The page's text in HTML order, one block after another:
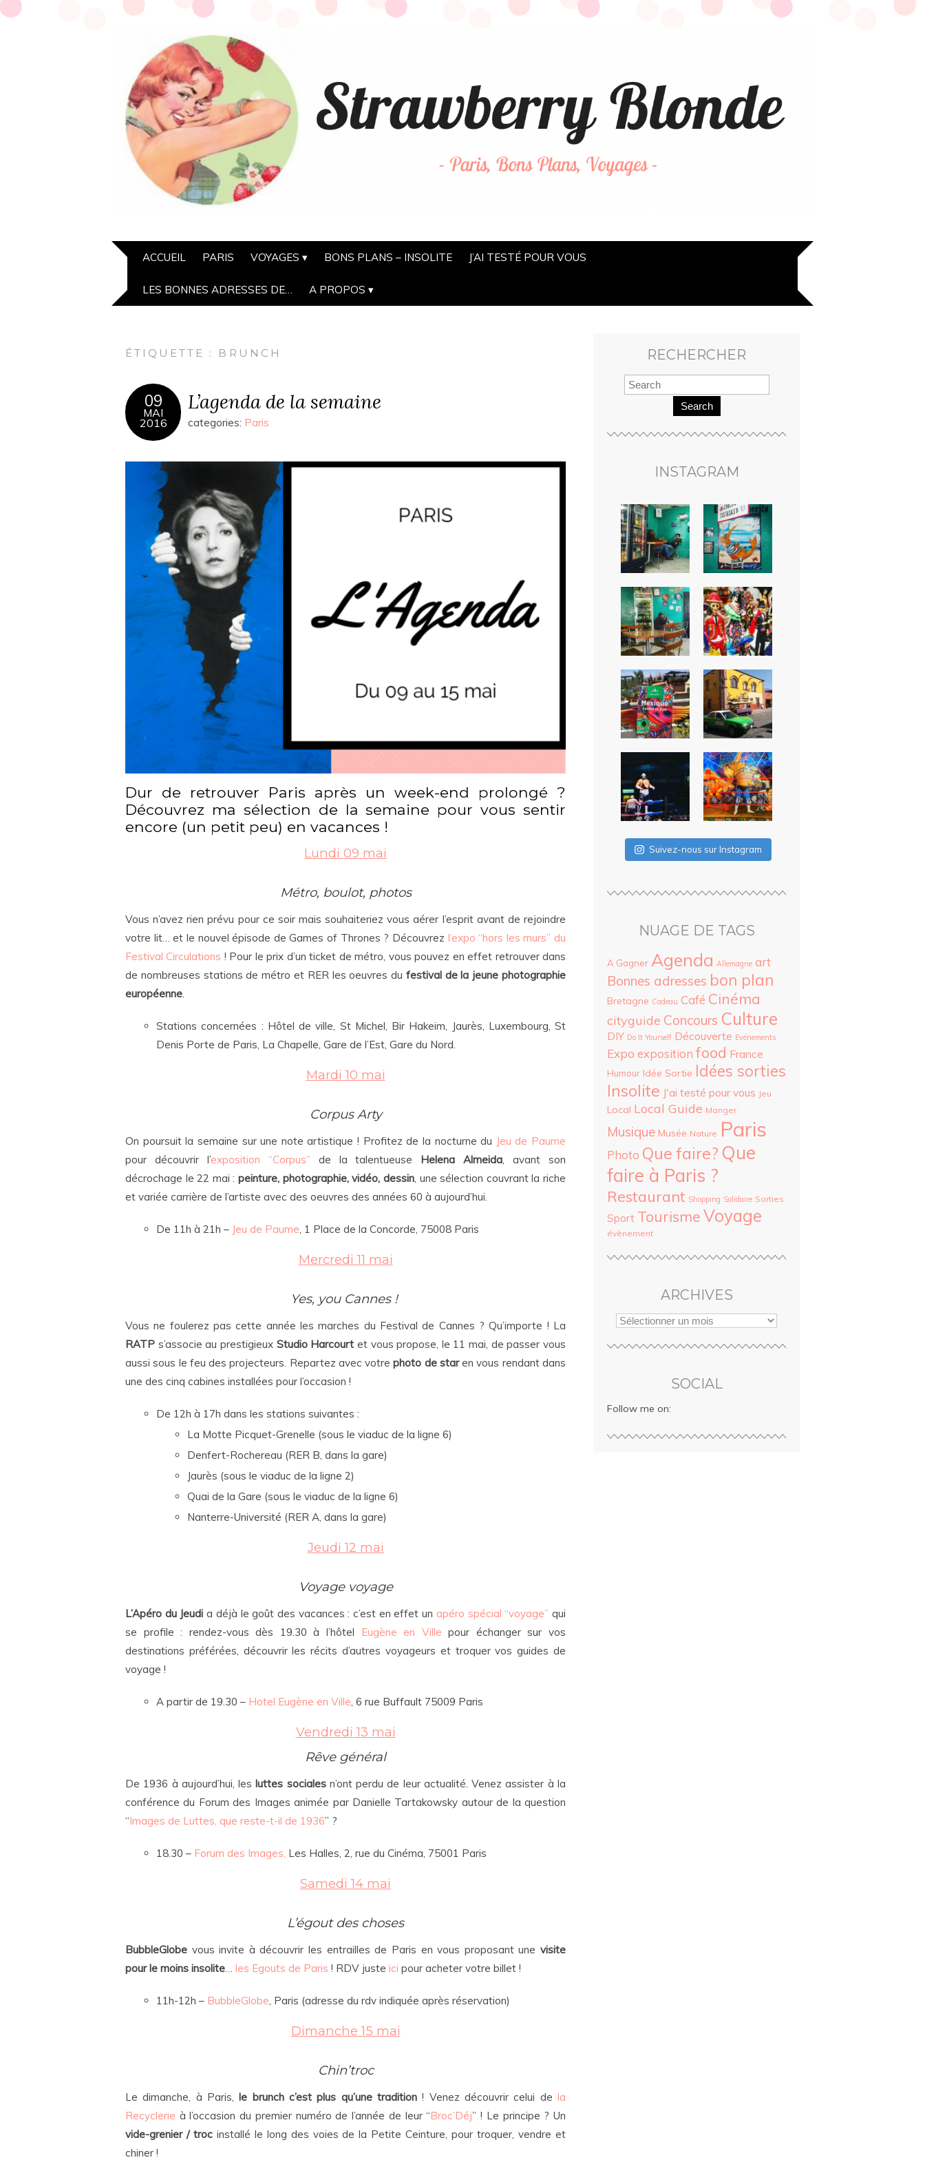
ACCUEIL PARIS VOYAGES BONS PLANS – INSOLITE J’AI TESTÉ POUR VOUS
LES BONNES ADRESSES DE… A PROPOS
ÉTIQUETTE : BRUNCH
09
MAI
2016
L’agenda de la semaine
categories: Paris
Dur de retrouver Paris après un week-end prolongé ?
Découvrez ma sélection de la semaine pour vous sentir
encore (un petit peu) en vacances !
Lundi 09 mai
Métro, boulot, photos
Vous n’avez rien prévu pour ce soir mais souhaiteriez vous aérer l’esprit avant de rejoindre
votre lit… et le nouvel épisode de Games of Thrones ? Découvrez l’expo “hors les murs” du
Festival Circulations ! Pour le prix d’un ticket de métro, vous pouvez en effet retrouver dans
de nombreuses stations de métro et RER les oeuvres du festival de la jeune photographie
européenne.
Stations concernées : Hôtel de ville, St Michel, Bir Hakeim, Jaurès, Luxembourg, St
Denis Porte de Paris, La Chapelle, Gare de l’Est, Gare du Nord.
Mardi 10 mai
Corpus Arty
On poursuit la semaine sur une note artistique ! Profitez de la nocturne du Jeu de Paume
pour découvrir l’exposition “Corpus” de la talentueuse Helena Almeida, avant son
décrochage le 22 mai :peinture, photographie, vidéo, dessin, une sélection couvrant la riche
et variée carrière de l’artiste avec des oeuvres des années 60 à aujourd’hui.
De 11h à 21h – Jeu de Paume, 1 Place de la Concorde, 75008 Paris
Mercredi 11 mai
Yes, you Cannes !
Vous ne foulerez pas cette année les marches du Festival de Cannes ? Qu’importe ! La
RATP s’associe au prestigieux Studio Harcourt et vous propose, le 11 mai, de passer vous
aussi sous le feu des projecteurs. Repartez avec votre photo de staren vous rendant dans
une des cinq cabines installées pour l’occasion !
De 12h à 17h dans les stations suivantes :
La Motte Picquet-Grenelle (sous le viaduc de la ligne 6)
Denfert-Rochereau (RER B, dans la gare)
Jaurès (sous le viaduc de la ligne 2)
Quai de la Gare (sous le viaduc de la ligne 6)
Nanterre-Université (RER A, dans la gare)
Jeudi 12 mai
Voyage voyage
L’Apéro du Jeudia déjà le goût des vacances : c’est en effet un apéro spécial “voyage” qui
se profile : rendez-vous dès 19.30 à l’hôtel Eugène en Ville pour échanger sur vos
destinations préférées, découvrir les récits d’autres voyageurs et troquer vos guides de
voyage !
A partir de 19.30 – Hotel Eugène en Ville, 6 rue Buffault 75009 Paris
Vendredi 13 mai
Rêve général
De 1936 à aujourd’hui, les luttes socialesn’ont perdu de leur actualité. Venez assister à la
conférence du Forum des Images animée par Danielle Tartakowsky autour de la question
“Images de Luttes, que reste-t-il de 1936” ?
18.30 – Forum des Images, Les Halles, 2, rue du Cinéma, 75001 Paris
Samedi 14 mai
L’égout des choses
BubbleGlobe vous invite à découvrir les entrailles de Paris en vous proposant une visite
pour le moins insolite… les Egouts de Paris ! RDV juste ici pour acheter votre billet !
11h-12h – BubbleGlobe, Paris (adresse du rdv indiquée après réservation)
Dimanche 15 mai
Chin’troc
Le dimanche, à Paris, le brunch c’est plus qu’une tradition ! Venez découvrir celui dela
Recyclerie à l’occasion du premier numéro de l’année de leur “Broc’Déj” ! Le principe ? Un
vide-grenier / trocinstallé le long des voies de la Petite Ceinture, pour troquer, vendre et
chiner !
RECHERCHER
Search
INSTAGRAM
Suivez-nous sur Instagram
NUAGE DE TAGS
A Gagner Agenda Allemagne art
Bonnes adresses bon plan
Bretagne Cadeau Café Cinéma
cityguide Concours Culture
DIY Do It Yourself Découverte Evénements
Expo exposition food France
Humour Idée Sortie Idées sorties
Insolite J'ai testé pour vous Jeu
Local Local Guide Manger
Musique Musée Nature Paris
Photo Que faire? Que
faire à Paris ?
Restaurant Shopping Solidaire Sorties
Sport TourismeVoyage
évènement
ARCHIVES
SOCIAL
Follow me on: